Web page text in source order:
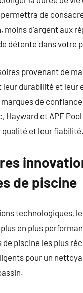
de
moins d’argent aux
détente dans votre
provenant de
durabilité et leur
de
Hayward et APF
qualité et leur fiabilité.
de piscine
technologiques,
en plus
de piscine les plus
pour un